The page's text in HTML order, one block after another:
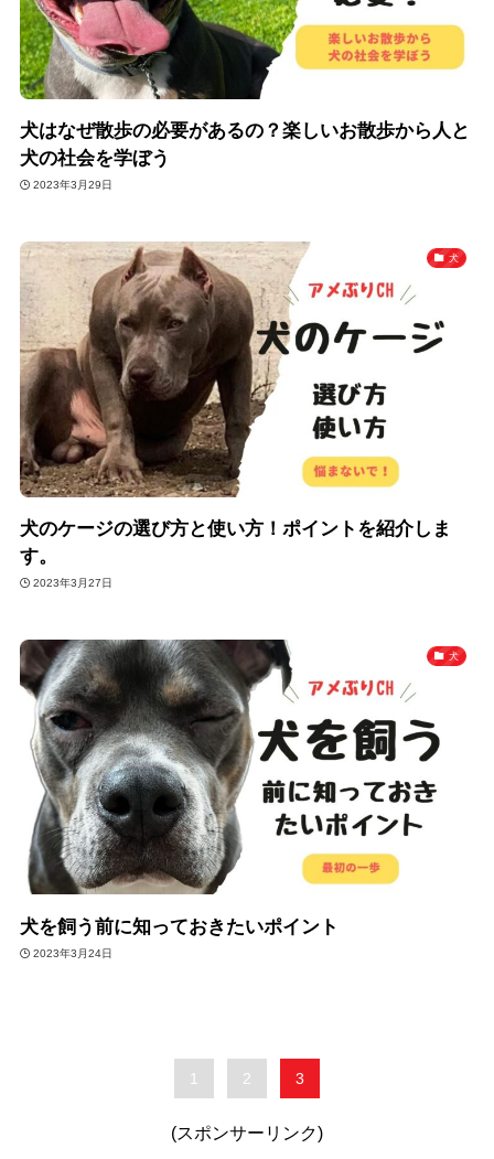
犬はなぜ散歩の必要があるの？楽しいお散歩から人と
犬の社会を学ぼう
2023年3月29日
犬
犬のケージの選び方と使い方！ポイントを紹介しま
す。
2023年3月27日
犬
犬を飼う前に知っておきたいポイント
2023年3月24日
1 2 3
(スポンサーリンク)